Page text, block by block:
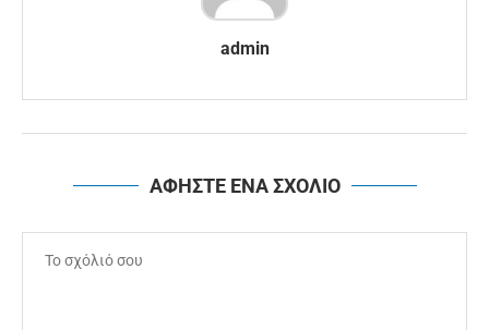
admin
ΑΦΗΣΤΕ ΕΝΑ ΣΧΟΛΙΟ